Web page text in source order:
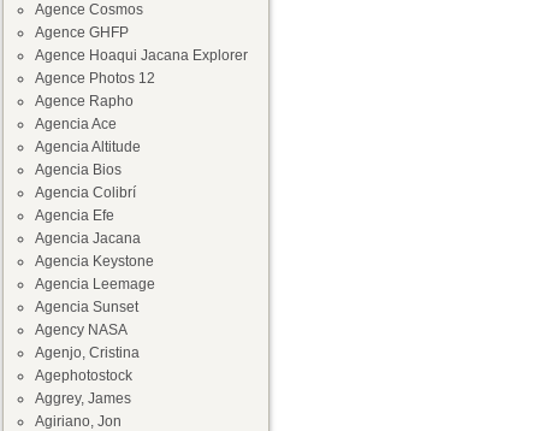
Agence Cosmos
Agence GHFP
Agence Hoaqui Jacana Explorer
Agence Photos 12
Agence Rapho
Agencia Ace
Agencia Altitude
Agencia Bios
Agencia Colibrí
Agencia Efe
Agencia Jacana
Agencia Keystone
Agencia Leemage
Agencia Sunset
Agency NASA
Agenjo, Cristina
Agephotostock
Aggrey, James
Agiriano, Jon